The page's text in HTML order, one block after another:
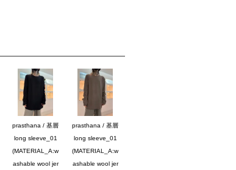
prasthana / 基層
long sleeve_01
(MATERIAL_A:w
ashable wool jer
prasthana / 基層
long sleeve_01
(MATERIAL_A:w
ashable wool jer